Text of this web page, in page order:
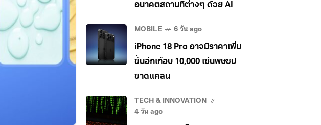
อนาคตสถานที่ต่างๆ ด้วย AI
MOBILE 6 วัน ago
iPhone 18 Pro อาจมีราคาเพิ่ม
ขึ้นอีกเกือบ 10,000 เซ่นพิษชิป
ขาดแคลน
TECH & INNOVATION
4 วัน ago